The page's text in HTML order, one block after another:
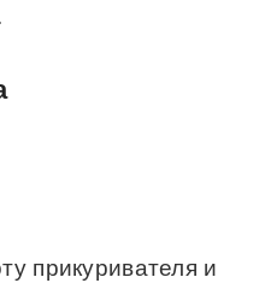
прикуривателя и